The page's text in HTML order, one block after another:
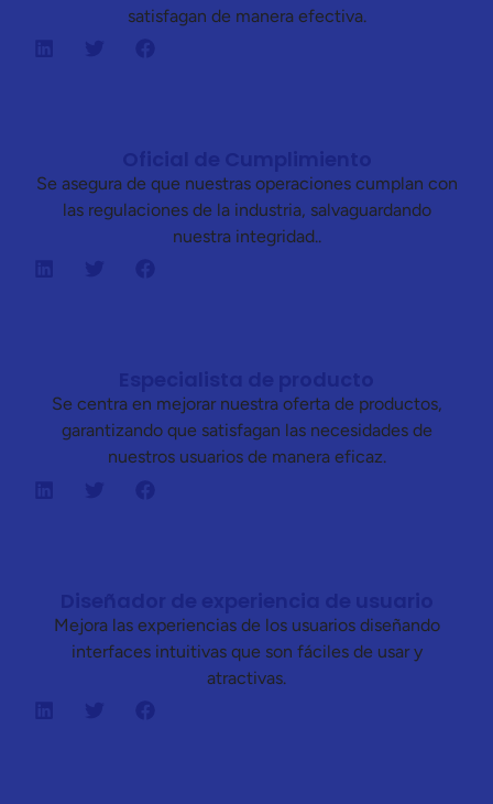
satisfagan de manera efectiva.
Se asegura de que nuestras operaciones cumplan con
las regulaciones de la industria, salvaguardando
nuestra integridad..
Se centra en mejorar nuestra oferta de productos,
garantizando que satisfagan las necesidades de
nuestros usuarios de manera eficaz.
Mejora las experiencias de los usuarios diseñando
interfaces intuitivas que son fáciles de usar y
atractivas.